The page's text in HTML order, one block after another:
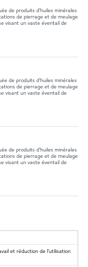
de produits d'huiles minérales
de pierrage et de meulage
visant un vaste éventail de
de produits d'huiles minérales
de pierrage et de meulage
visant un vaste éventail de
de produits d'huiles minérales
de pierrage et de meulage
visant un vaste éventail de
et réduction de l'utilisation